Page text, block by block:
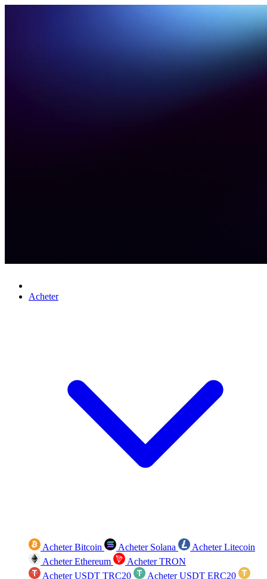
Acheter
Acheter Bitcoin Acheter Solana
Acheter Litecoin
Acheter Ethereum
Acheter TRON
Acheter USDT TRC20
Acheter USDT ERC20